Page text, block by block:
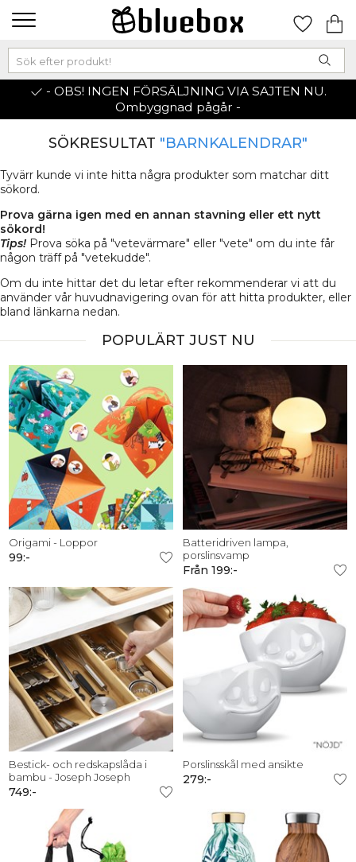
- OBS! INGEN FÖRSÄLJNING VIA SAJTEN NU.
Ombyggnad pågår -
SÖKRESULTAT "BARNKALENDRAR"
Tyvärr kunde vi inte hitta några produkter som matchar ditt
sökord.
Prova gärna igen med en annan stavning eller ett nytt
sökord!
Tips! Prova söka på "vetevärmare" eller "vete" om du inte får
någon träff på "vetekudde".
Om du inte hittar det du letar efter rekommenderar vi att du
använder vår huvudnavigering ovan för att hitta produkter, eller
bland länkarna nedan.
POPULÄRT JUST NU
Origami - Loppor
99:-
Batteridriven lampa,
porslinsvamp
Från 199:-
Bestick- och redskapslåda i
bambu - Joseph Joseph
749:-
Porslinsskål med ansikte
279:-